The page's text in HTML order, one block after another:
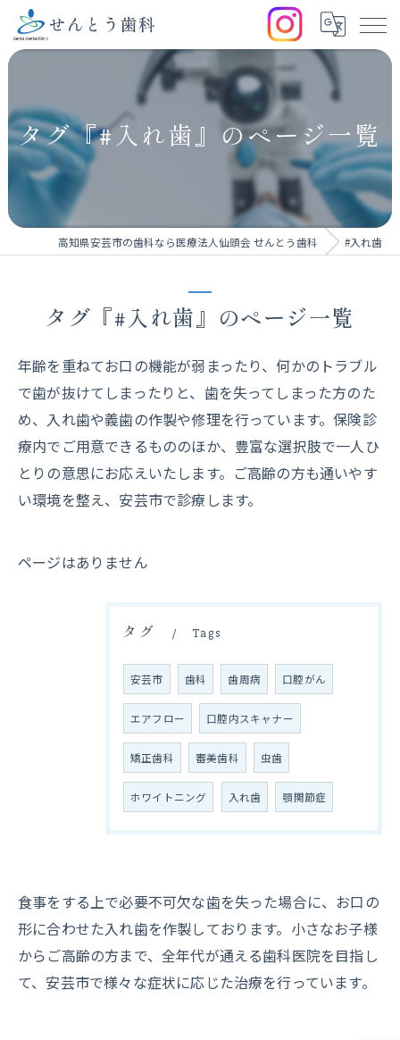
タグ『#入れ歯』のページ一覧
高知県安芸市の歯科なら医療法人仙頭会 せんとう歯科 #入れ歯
タグ『#入れ歯』のページ一覧
年齢を重ねてお口の機能が弱まったり、何かのトラブル
で歯が抜けてしまったりと、歯を失ってしまった方のた
め、入れ歯や義歯の作製や修理を行っています。保険診
療内でご用意できるもののほか、豊富な選択肢で一人ひ
とりの意思にお応えいたします。ご高齢の方も通いやす
い環境を整え、安芸市で診療します。
ページはありません
タグ Tags
安芸市 歯科 歯周病 口腔がん
エアフロー 口腔内スキャナー
矯正歯科 審美歯科 虫歯
ホワイトニング 入れ歯 顎関節症
食事をする上で必要不可欠な歯を失った場合に、お口の
形に合わせた入れ歯を作製しております。小さなお子様
からご高齢の方まで、全年代が通える歯科医院を目指し
て、安芸市で様々な症状に応じた治療を行っています。